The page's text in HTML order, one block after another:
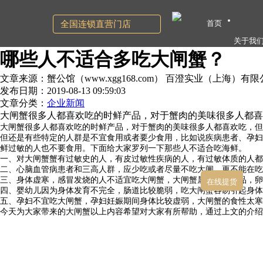
哪些人不适合多吃大闸蟹？
文章来源：蟹公馆（www.xgg168.com） 百澄实业（上海）有限
发布日期：2019-08-13 09:59:03
文章分类： 企业新闻
大闸蟹很多人都喜欢吃的时鲜产品，对于蟹肉的美味很多人都
大闸蟹很多人都喜欢吃的时鲜产品，对于蟹肉的美味很多人都喜欢吃，
但还是有些特定的人群是不宜食用或者要少食用，比如说疾病患者、孕
鲜过敏的人也不要食用。下面给大家罗列一下那些人不适合吃海鲜。
一、对大闸蟹蟹有过敏史的人，有皮过敏性疾病的人，有过敏体质的人
二、心脑血管病患者和三高人群，应少吃或者尽量不吃大闸，更不能在
三、身体虚寒，感冒发烧的人不适宜吃大闸蟹，大闸蟹属寒性的食品，
四、婴幼儿因为身体发育不完全，肠道比较脆弱，吃大闸蟹容易引起身
五、孕妇不宜吃大闸蟹，孕妇妊娠期间身体比较虚弱，大闸蟹的食性太
今天为大家带来的大闸蟹以上内容希望对大家有所帮助，通过上文的介
全国连锁直营门店
首页
关于我
在线提货